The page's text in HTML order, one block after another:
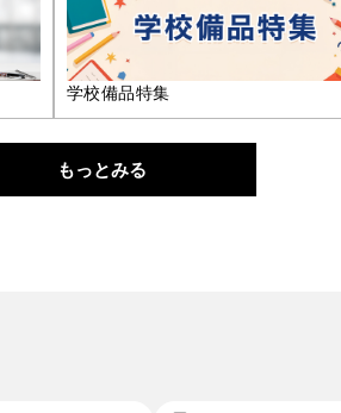
学校備品特集
もっとみる